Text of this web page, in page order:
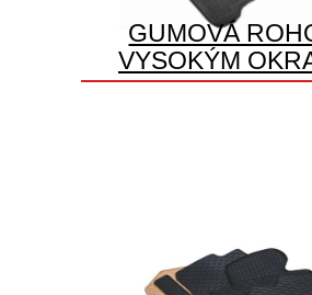
GUMOVÁ
VYSOKÝM